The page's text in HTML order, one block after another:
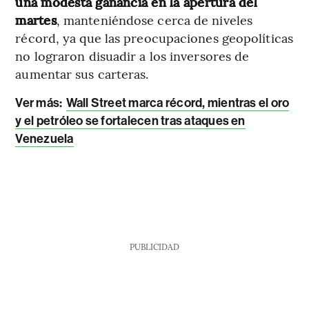
martes, manteniéndose cerca de niveles
récord, ya que las preocupaciones geopolíticas
no lograron disuadir a los inversores de
aumentar sus carteras.
Ver más: Wall Street marca récord, mientras el oro
y el petróleo se fortalecen tras ataques en
Venezuela
PUBLICIDAD